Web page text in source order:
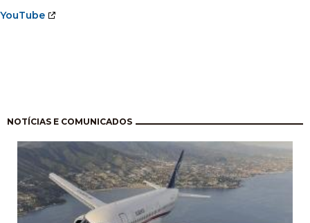
YouTube
NOTÍCIAS E COMUNICADOS
Paginação